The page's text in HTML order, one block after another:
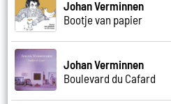
Johan Verminnen
Bootje van papier
Johan Verminnen
Boulevard du Cafard